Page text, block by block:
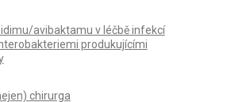
avibaktamu v léčbě infekcí
produkujícími
chirurga